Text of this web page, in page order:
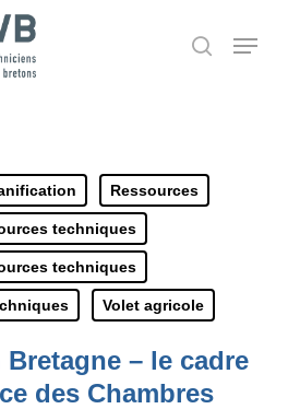
search
Menu
Ressources
techniques
techniques
Volet agricole
– le cadre
des Chambres
cookies